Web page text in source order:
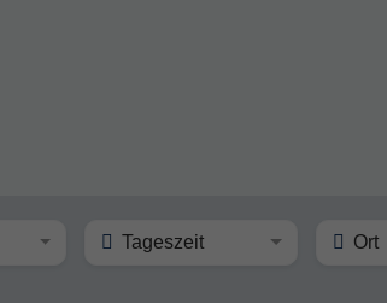
Tageszeit Ort